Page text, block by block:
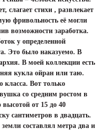
слагает стихи , развлекает
фривольность её могли
возможности заработка.
у определенной
Это было наказуемо. В
В моей коллекции есть
кукла ойран или таю.
класса. Вот только
со средним ростом в
высотой от 15 до 40
сантиметров в двадцать.
составлял метра два и